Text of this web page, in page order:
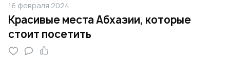
16 февраля 2024
Красивые места Абхазии, которые
стоит посетить